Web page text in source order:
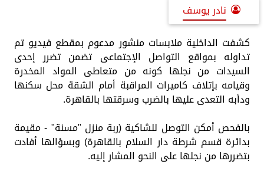
نادر يوسف
كشفت الداخلية ملابسات منشور مدعوم بمقطع فيديو تم
تداوله بمواقع التواصل الإجتماعى تضمن تضرر إحدى
السيدات من نجلها كونه من متعاطى المواد المخدرة
وقيامه بإتلاف كاميرات المراقبة أمام الشقة محل سكنها
ودأبه التعدى عليها بالضرب وسرقتها بالقاهرة.
بالفحص أمكن التوصل للشاكية (ربة منزل "مسنة" - مقيمة
بدائرة قسم شرطة دار السلام بالقاهرة) وبسؤالها أفادت
بتضررها من نجلها على النحو المشار إليه.